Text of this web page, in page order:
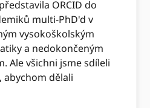
ORCID do
multi-PhD'd v
vysokoškolským
a nedokončeným
Ale všichni jsme sdíleli
abychom dělali